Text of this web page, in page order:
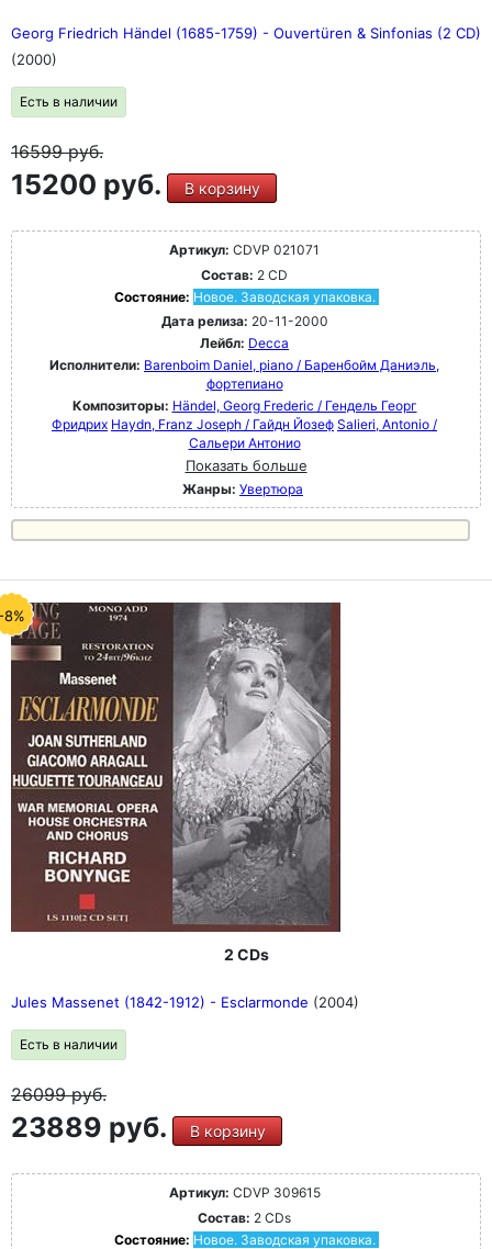
Georg Friedrich Händel (1685-1759) - Ouvertüren & Sinfonias (2 CD)
(2000)
Есть в наличии
16599руб.
15200 руб. В корзину
Артикул: CDVP 021071
Состав: 2 CD
Состояние: Новое. Заводская упаковка.
Дата релиза: 20-11-2000
Лейбл: Decca
Исполнители: Barenboim Daniel, piano / Баренбойм Даниэль,
фортепиано
Композиторы: Händel, Georg Frederic / Гендель Георг
Фридрих Haydn, Franz Joseph / Гайдн Йозеф Salieri, Antonio /
Сальери Антонио
Показать больше
Жанры: Увертюра
8%
2 CDs
Jules Massenet (1842-1912) - Esclarmonde (2004)
Есть в наличии
26099руб.
23889 руб. В корзину
Артикул: CDVP 309615
Состав: 2 CDs
Состояние: Новое. Заводская упаковка.